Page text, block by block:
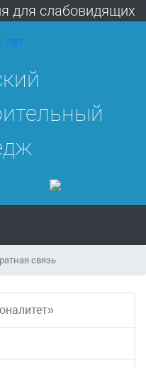
для слабовидящих
связь